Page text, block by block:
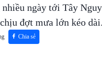
ngày tới Tây
đợt mưa lớn kéo dài.
Chia sẻ